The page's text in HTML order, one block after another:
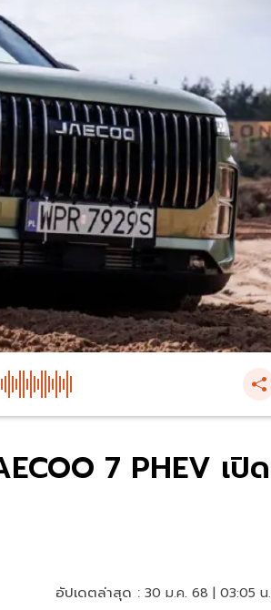
7 PHEV เปิด
อัปเดตล่าสุด : 30 ม.ค. 68 | 03:05 น.